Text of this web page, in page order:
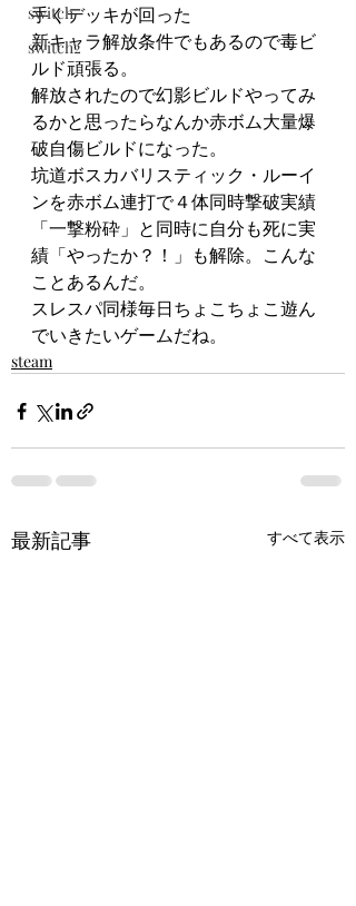
switch
switch2
手くデッキが回った
新キャラ解放条件でもあるので毒ビ
ルド頑張る。
解放されたので幻影ビルドやってみ
るかと思ったらなんか赤ボム大量爆
破自傷ビルドになった。
坑道ボスカバリスティック・ルーイ
ンを赤ボム連打で４体同時撃破実績
「一撃粉砕」と同時に自分も死に実
績「やったか？！」も解除。こんな
ことあるんだ。
スレスパ同様毎日ちょこちょこ遊ん
でいきたいゲームだね。
steam
最新記事 すべて表示